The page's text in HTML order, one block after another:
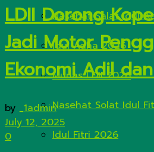
Nasehat Salat Idul
Idul Adha 2026
Munas LDII 2026
Nasehat Solat Idul
Idul Fitri 2026
LDII Dorong
Jadi Motor
Ekonomi Adil
by _1admin
July 12, 2025
0